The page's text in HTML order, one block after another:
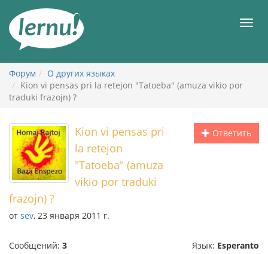
содержанию
Форум
О других языках
Kion vi pensas pri la retejon "Tatoeba" (amuza vikio por
traduki frazojn) ?
Ответить
Kion vi pensas pri
la retejon
"Tatoeba" (amuza
vikio por traduki
frazojn) ?
от sev, 23 января 2011 г.
Сообщений: 3 Язык: Esperanto